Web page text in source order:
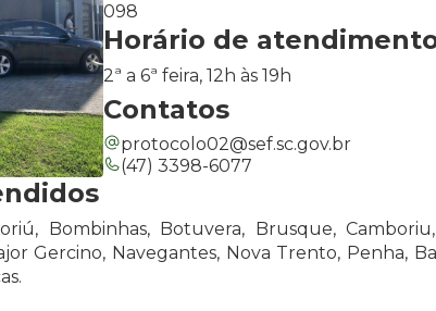
098
Horário de
2ª a 6ª feira, 12h às 19h
Contatos
protocolo02@sef.sc.gov.br
(47) 3398-6077
Bombinhas, Botuvera, Brusque,
Gercino, Navegantes, Nova Trento, Penha,